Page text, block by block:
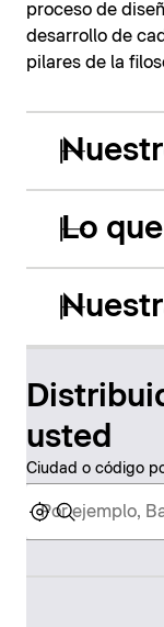
proceso de
desarrollo de
pilares de la
Lo
usted
Ciudad o código